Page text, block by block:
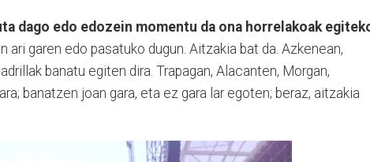
dago edo edozein momentu da ona horrelakoak
ari garen edo pasatuko dugun. Aitzakia bat da. Azkenean,
banatu egiten dira. Trapagan, Alacanten, Morgan,
banatzen joan gara, eta ez gara lar egoten; beraz, aitzakia